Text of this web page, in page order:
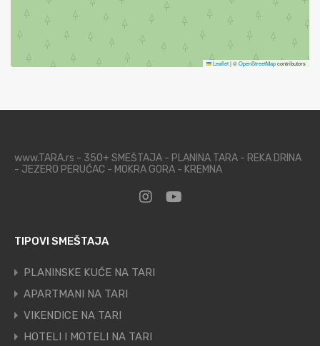
Leaflet|©OpenStreetMapcontributors
www.TARA.rs - 350+ SMEŠTAJA - PLANINA TARA - REKA DRINA
- JEZERO PERUĆAC - MOKRA GORA - KREMNA
TIPOVI SMEŠTAJA
PLANINSKE KUĆE NA TARI
APARTMANI NA TARI
VIKENDICE NA TARI
HOTELI I MOTELI NA TARI